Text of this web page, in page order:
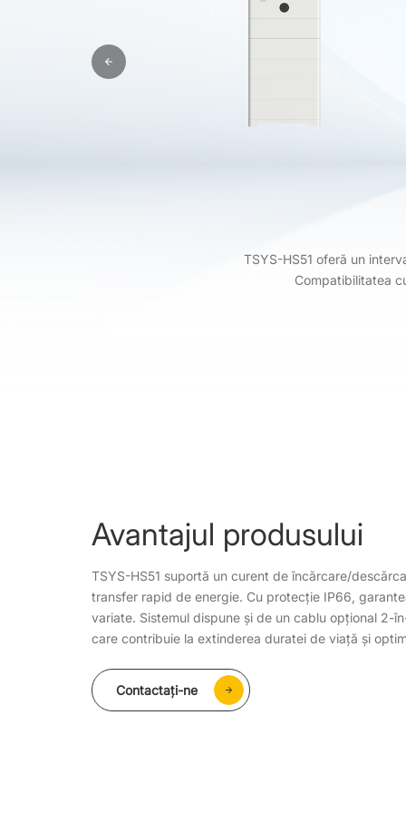
TSYS-HS51 oferă un
Compatibilitatea
Avantajul produsului
TSYS-HS51 suportă un curent de încărcare/
transfer rapid de energie. Cu protecție IP66,
variate. Sistemul dispune și de un cablu opțional 2-
care contribuie la extinderea duratei de viață și
Contactaţi-ne